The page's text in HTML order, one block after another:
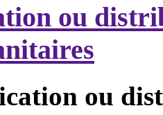
ou
ou